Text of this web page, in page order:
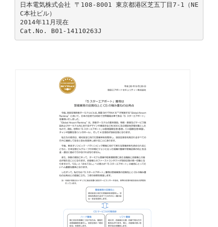
日本電気株式会社 〒108-8001 東京都港区芝五丁目7-1（NE
C本社ビル）
2014年11月現在